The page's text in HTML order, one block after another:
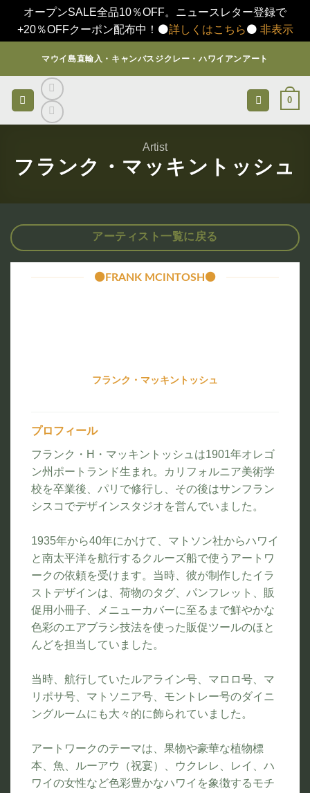
オープンSALE全品10％OFF。ニュースレター登録で
+20％OFFクーポン配布中！⚫️詳しくはこちら⚫️ 非表示
マウイ島直輸入・キャンバスジクレー・ハワイアンアート
0
Artist
フランク・マッキントッシュ
アーティスト一覧に戻る
⚫️FRANK MCINTOSH⚫️
フランク・マッキントッシュ
プロフィール
フランク・H・マッキントッシュは1901年オレゴ
ン州ポートランド生まれ。カリフォルニア美術学
校を卒業後、パリで修行し、その後はサンフラン
シスコでデザインスタジオを営んでいました。
1935年から40年にかけて、マトソン社からハワイ
と南太平洋を航行するクルーズ船で使うアートワ
ークの依頼を受けます。当時、彼が制作したイラ
ストデザインは、荷物のタグ、パンフレット、販
促用小冊子、メニューカバーに至るまで鮮やかな
色彩のエアブラシ技法を使った販促ツールのほと
んどを担当していました。
当時、航行していたルアライン号、マロロ号、マ
リポサ号、マトソニア号、モントレー号のダイニ
ングルームにも大々的に飾られていました。
アートワークのテーマは、果物や豪華な植物標
本、魚、ルーアウ（祝宴）、ウクレレ、レイ、ハ
ワイの女性など色彩豊かなハワイを象徴するモチ